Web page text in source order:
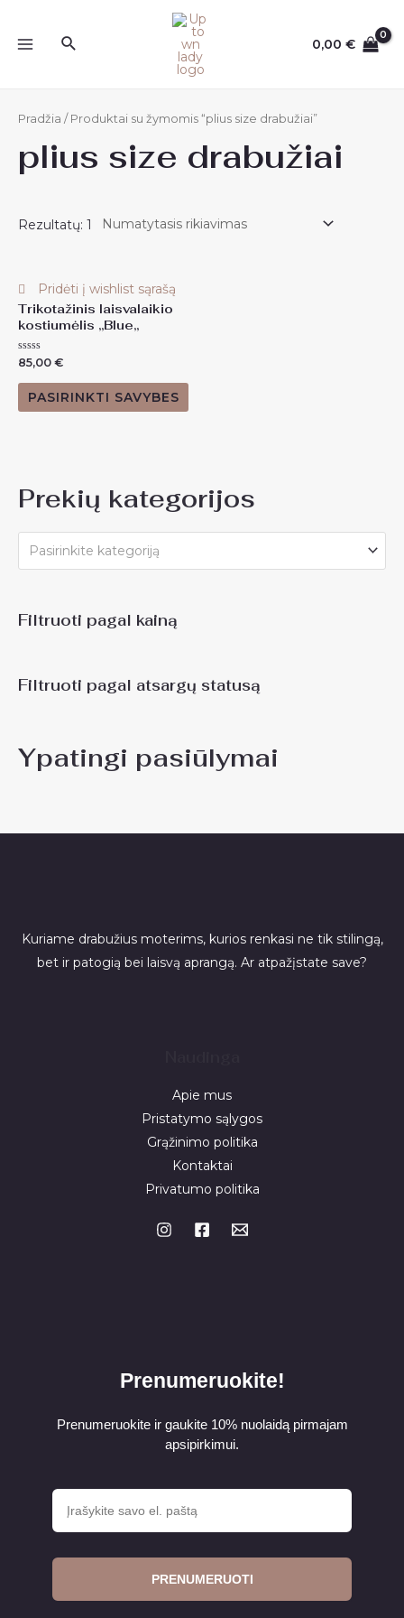
Paieška 0,00€
Prekių kategorijos
Pasirinkite kategoriją
Filtruoti pagal kainą
Filtruoti pagal atsargų statusą
Ypatingi pasiūlymai
Pradžia / Produktai su žymomis “plius size drabužiai”
plius size drabužiai
Rezultatų: 1
Pridėti į wishlist sąrašą
Trikotažinis laisvalaikio
kostiumėlis ,,Blue,,
Įvertinimas:
iš
85,00 €
PASIRINKTI SAVYBES
Kuriame drabužius moterims, kurios renkasi ne tik stilingą,
bet ir patogią bei laisvą aprangą. Ar atpažįstate save?
Apie mus
Pristatymo sąlygos
Grąžinimo politika
Kontaktai
Privatumo politika
Prenumeruokite!
Prenumeruokite ir gaukite 10% nuolaidą pirmajam
apsipirkimui.
PRENUMERUOTI